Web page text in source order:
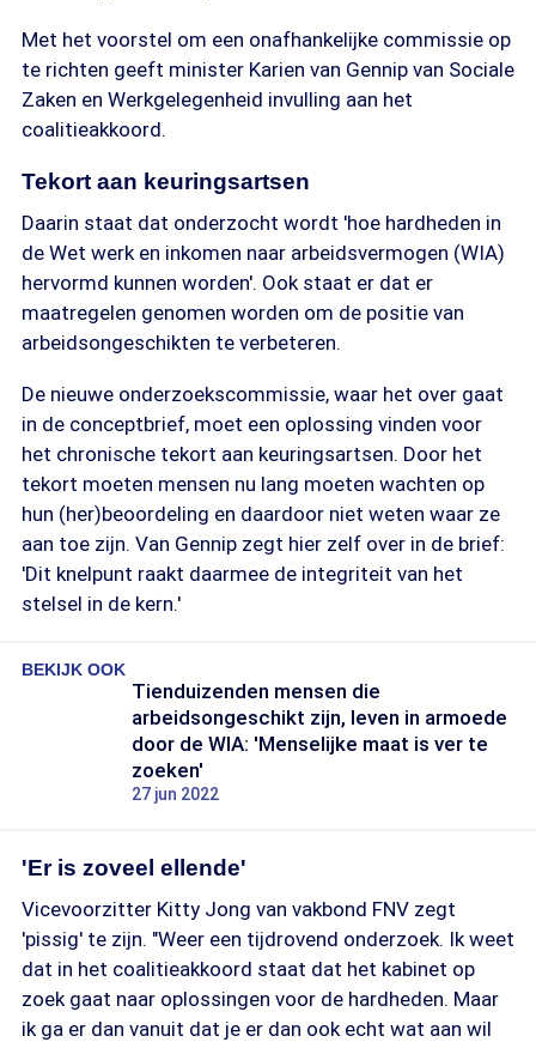
Met het voorstel om een onafhankelijke commissie op
te richten geeft minister Karien van Gennip van Sociale
Zaken en Werkgelegenheid invulling aan het
coalitieakkoord.
Tekort aan keuringsartsen
Daarin staat dat onderzocht wordt 'hoe hardheden in
de Wet werk en inkomen naar arbeidsvermogen (WIA)
hervormd kunnen worden'. Ook staat er dat er
maatregelen genomen worden om de positie van
arbeidsongeschikten te verbeteren.
De nieuwe onderzoekscommissie, waar het over gaat
in de conceptbrief, moet een oplossing vinden voor
het chronische tekort aan keuringsartsen. Door het
tekort moeten mensen nu lang moeten wachten op
hun (her)beoordeling en daardoor niet weten waar ze
aan toe zijn. Van Gennip zegt hier zelf over in de brief:
'Dit knelpunt raakt daarmee de integriteit van het
stelsel in de kern.'
BEKIJK OOK
Tienduizenden mensen die
arbeidsongeschikt zijn, leven in armoede
door de WIA: 'Menselijke maat is ver te
zoeken'
27 jun 2022
'Er is zoveel ellende'
Vicevoorzitter Kitty Jong van vakbond FNV zegt
'pissig' te zijn. "Weer een tijdrovend onderzoek. Ik weet
dat in het coalitieakkoord staat dat het kabinet op
zoek gaat naar oplossingen voor de hardheden. Maar
ik ga er dan vanuit dat je er dan ook echt wat aan wil